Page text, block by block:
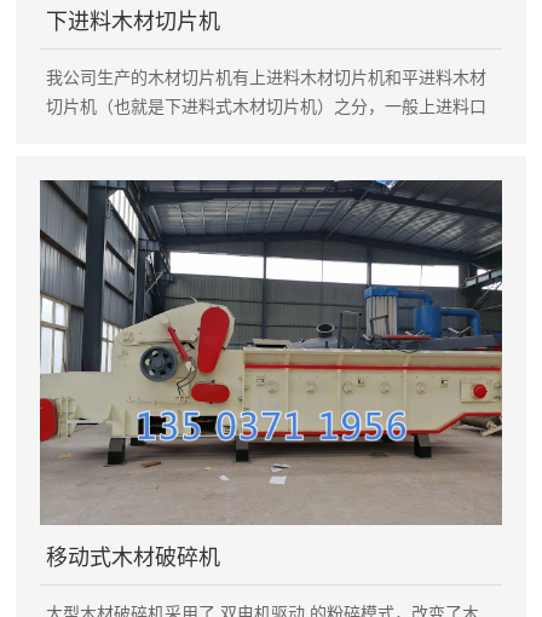
下进料木材切片机
我公司生产的木材切片机有上进料木材切片机和平进料木材
切片机（也就是下进料式木材切片机）之分，一般上进料口
改为直口，配输送带配合使用，我厂根据客户的要求，大小
型号都可以定做。 下进料木材切片机主要由机架、刀盘（刀
盘上装有3-4把飞刀）、进料口、皮带轮、联轴器、动力等组
成，本系列产品具有结构合理可靠、操作简单、成料质量
好、产量高、耗能少、维护方便、生产效率高等特点，广泛
的适用于造纸厂、纤维板厂、刨花板厂和木片生产基地及食
用菌生产原料加工，是广大用户的理想木片加工设备。 下进
料木材切片机技术参数： 机型 产量（t） 配套动力（kw）
机重（kg） 主轴转速（r/mi） 刀片直径（mm） 刀片数量
（合金钢） 950 5-8 37-45 800 550 950 4 1150 8-15 75
2400 600 1150 4-6 1410 15-25 90 2800 600 1410 4
移动式木材破碎机